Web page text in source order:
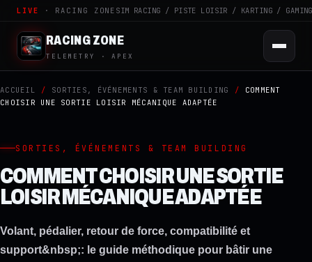
LIVE · RACING ZONE SIM RACING / PISTE LOISIR / KARTING / GAMING
RACING ZONE
TELEMETRY · APEX
ACCUEIL / SORTIES, ÉVÉNEMENTS & TEAM BUILDING /
COMMENT
CHOISIR UNE SORTIE LOISIR MÉCANIQUE ADAPTÉE
SORTIES, ÉVÉNEMENTS & TEAM BUILDING
COMMENT CHOISIR UNE SORTIE
LOISIR MÉCANIQUE ADAPTÉE
Volant, pédalier, retour de force, compatibilité et
support&nbsp;: le guide méthodique pour bâtir une